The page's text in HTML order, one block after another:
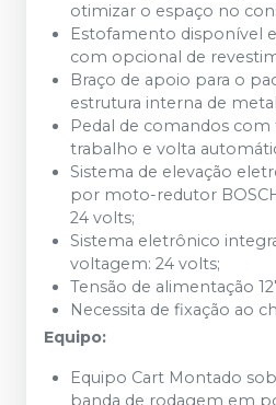
otimizar o espaço no
Estofamento disponível
com opcional de
Braço de apoio para o
estrutura interna de
Pedal de comandos
trabalho e volta
Sistema de elevação
por moto-redutor
24 volts;
Sistema eletrônico
voltagem: 24 volts;
Tensão de alimentação
Necessita de fixação ao
Equipo:
Equipo Cart Montado
banda de rodagem em